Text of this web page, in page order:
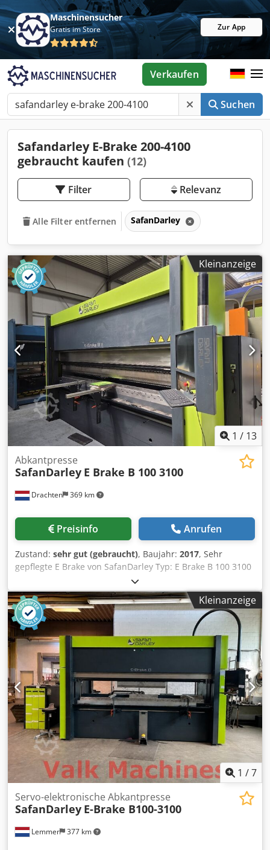
Maschinensucher
Gratis im Store Zur App
Suchen
Verkaufen
Safandarley E-Brake 200-4100
gebraucht kaufen (12)
Filter Relevanz
Alle Filter entfernen SafanDarley
Kleinanzeige
1 / 13
Drachten 369 km
Abkantpresse
SafanDarley E Brake B 100 3100
Preisinfo Anrufen
Zustand: sehr gut (gebraucht), Baujahr: 2017, Sehr
gepflegte E Brake von SafanDarley Typ: E Brake B 100 3100
Kapazität: 3100 x 100 Tonnen Y1, Y2, X, X1, R, Z1 und Z2
CNC-gesteuert Hydraulische Wila NS
Oberwerkzeugklemmung Dwsdpfx Aozfphlog Rsa Inklusive
Werkzeugsatz
Kleinanzeige
1 /7
Lemmer 377 km
Servo-elektronische Abkantpresse
SafanDarley E-Brake B100-3100